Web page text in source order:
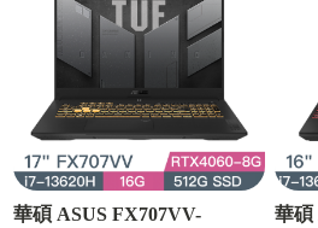
華碩 ASUS FX707VV-
華碩